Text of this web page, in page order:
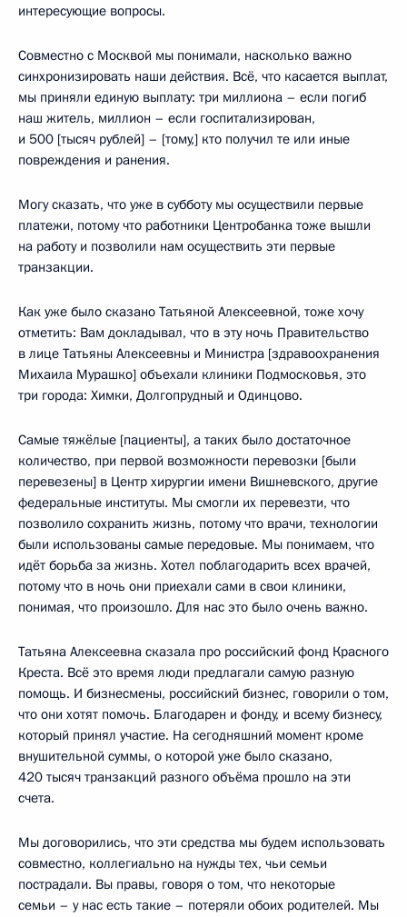
интересующие вопросы.
Совместно с Москвой мы понимали, насколько важно
синхронизировать наши действия. Всё, что касается выплат,
мы приняли единую выплату: три миллиона – если погиб
наш житель, миллион – если госпитализирован,
и 500 [тысяч рублей] – [тому,] кто получил те или иные
повреждения и ранения.
Могу сказать, что уже в субботу мы осуществили первые
платежи, потому что работники Центробанка тоже вышли
на работу и позволили нам осуществить эти первые
транзакции.
Как уже было сказано Татьяной Алексеевной, тоже хочу
отметить: Вам докладывал, что в эту ночь Правительство
в лице Татьяны Алексеевны и Министра [здравоохранения
Михаила Мурашко] объехали клиники Подмосковья, это
три города: Химки, Долгопрудный и Одинцово.
Самые тяжёлые [пациенты], а таких было достаточное
количество, при первой возможности перевозки [были
перевезены] в Центр хирургии имени Вишневского, другие
федеральные институты. Мы смогли их перевезти, что
позволило сохранить жизнь, потому что врачи, технологии
были использованы самые передовые. Мы понимаем, что
идёт борьба за жизнь. Хотел поблагодарить всех врачей,
потому что в ночь они приехали сами в свои клиники,
понимая, что произошло. Для нас это было очень важно.
Татьяна Алексеевна сказала про российский фонд Красного
Креста. Всё это время люди предлагали самую разную
помощь. И бизнесмены, российский бизнес, говорили о том,
что они хотят помочь. Благодарен и фонду, и всему бизнесу,
который принял участие. На сегодняшний момент кроме
внушительной суммы, о которой уже было сказано,
420 тысяч транзакций разного объёма прошло на эти
счета.
Мы договорились, что эти средства мы будем использовать
совместно, коллегиально на нужды тех, чьи семьи
пострадали. Вы правы, говоря о том, что некоторые
семьи – у нас есть такие – потеряли обоих родителей. Мы